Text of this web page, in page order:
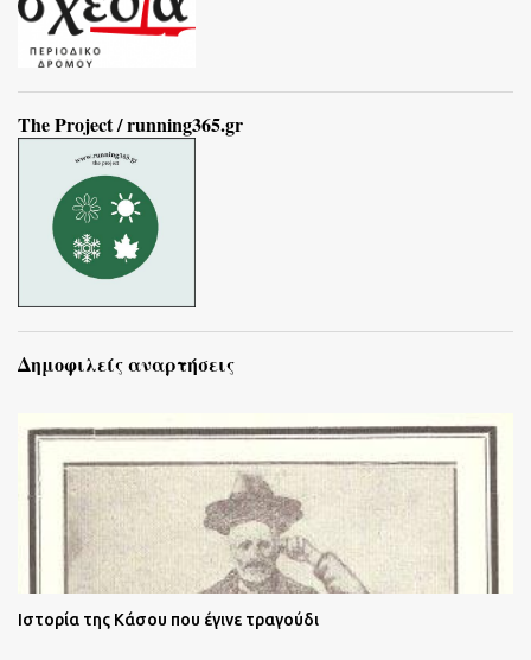
The Project / running365.gr
Δημοφιλείς αναρτήσεις
Ιστορία της Κάσου που έγινε τραγούδι